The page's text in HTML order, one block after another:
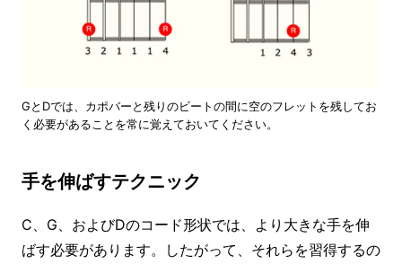
GとDでは、カポバーと残りのビートの間に空のフレットを残してお
く必要があることを常に覚えておいてください。
手を伸ばすテクニック
C、G、およびDのコード形状では、より大きな手を伸
ばす必要があります。したがって、それらを習得するの